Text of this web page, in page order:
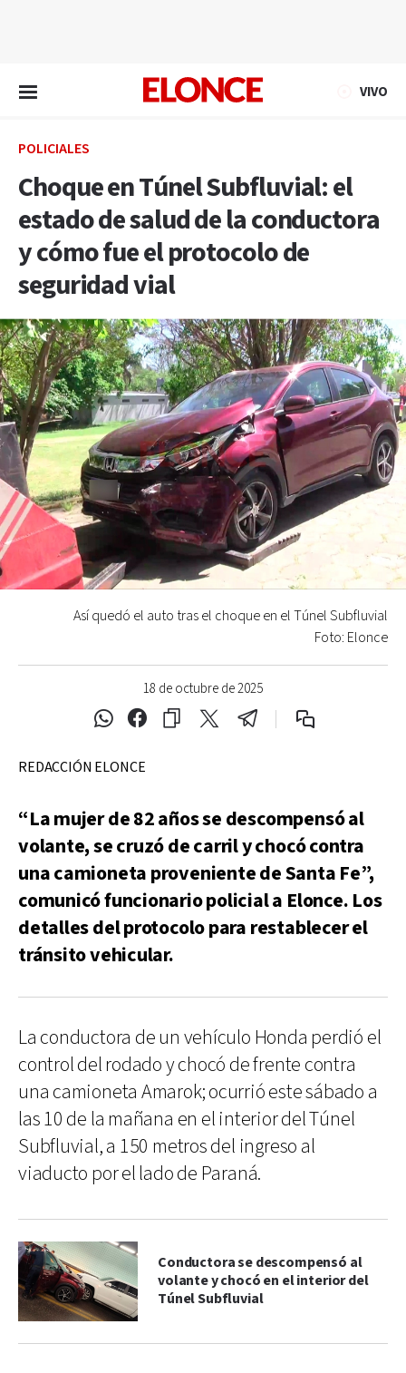
VIVO
POLICIALES
Choque en Túnel Subfluvial: el
estado de salud de la conductora
y cómo fue el protocolo de
seguridad vial
18 de octubre de 2025
Así quedó el auto tras el choque en el Túnel Subfluvial
Foto: Elonce
REDACCIÓN ELONCE
“La mujer de 82 años se descompensó al
volante, se cruzó de carril y chocó contra
una camioneta proveniente de Santa Fe”,
comunicó funcionario policial a Elonce. Los
detalles del protocolo para restablecer el
tránsito vehicular.
La conductora de un vehículo Honda perdió el
control del rodado y chocó de frente contra
una camioneta Amarok; ocurrió este sábado a
las 10 de la mañana en el interior del Túnel
Subfluvial, a 150 metros del ingreso al
viaducto por el lado de Paraná.
Conductora se descompensó al
volante y chocó en el interior del
Túnel Subfluvial